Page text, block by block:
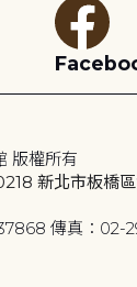
版權所有
新北市板橋
傳真：02-